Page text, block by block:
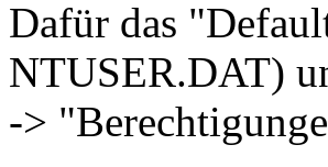
Dafür das
NTUSER.DAT)
->